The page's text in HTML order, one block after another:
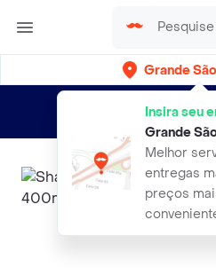
Grande
Insira seu
Grande
Melhor
entregas
preços
Entregas grátis por